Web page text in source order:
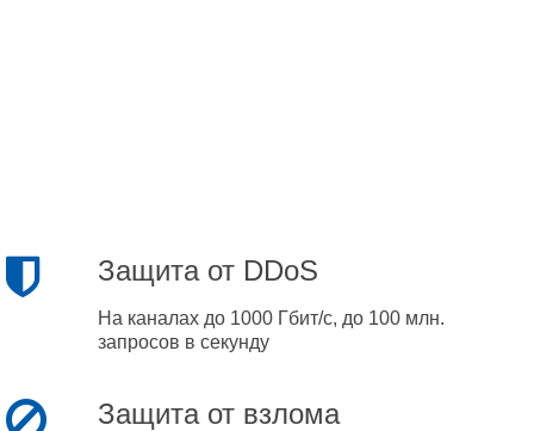
Защита от DDoS
На каналах до 1000 Гбит/с, до 100 млн.
запросов в секунду
Защита от взлома